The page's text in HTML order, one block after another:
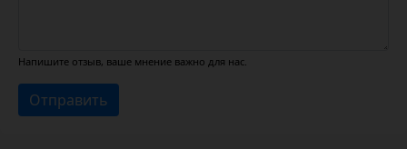
Напишите отзыв, ваше мнение важно для нас.
Отправить